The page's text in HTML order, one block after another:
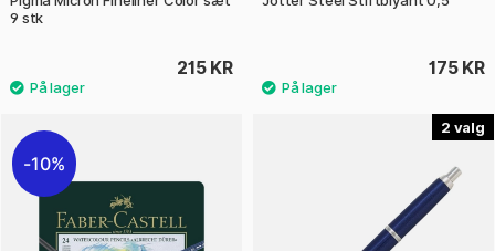
9 stk
215 KR 175 KR
10%
2